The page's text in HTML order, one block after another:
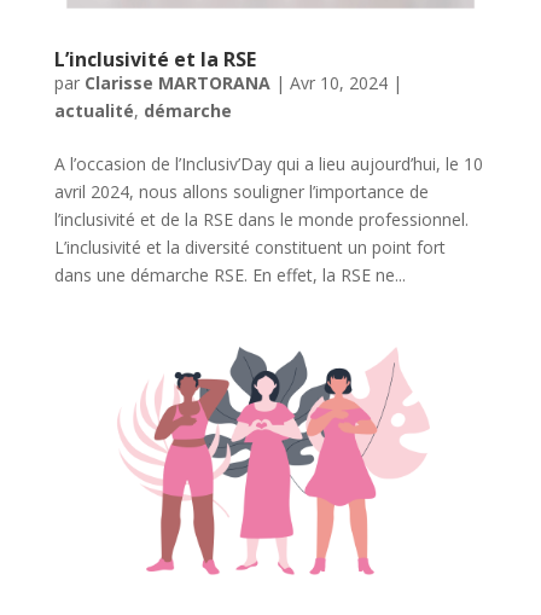
L’inclusivité et la RSE
par Clarisse MARTORANA | Avr 10, 2024|
actualité, démarche
A l’occasion de l’Inclusiv’Day qui a lieu aujourd’hui, le 10
avril 2024, nous allons souligner l’importance de
l’inclusivité et de la RSE dans le monde professionnel.
L’inclusivité et la diversité constituent un point fort
dans une démarche RSE. En effet, la RSE ne...